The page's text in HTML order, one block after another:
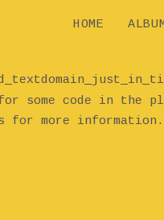
some code in the
for more
HOME